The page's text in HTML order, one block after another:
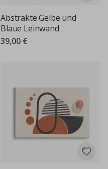
Abstrakte Gelbe und
Blaue Leinwand
39,00 €